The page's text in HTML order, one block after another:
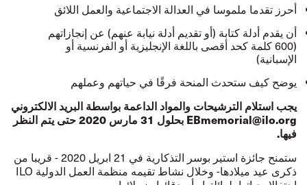
أحرز تقدما ملموسا في العدالة الاجتماعية والعمل اللائق
أن يقدم أدلة كتابة (أو تقديم أدلة نيابة عنهم) عن إنجازاتهم
(600 كلمة كحد أقصى باللغة الإنجليزية أو الفرنسية أو
الإسبانية)
يوضح كيف ستحدث المنحة فرقًا في حياتهم وعملهم
يجب استلام الترشيحات والمواد الداعمة بواسطة البريد الالكتروني
EBmemorial@ilo.org
بحلول 31 مارس 2020 حتى يتم النظر
فيها.
ستمنح جائزة استير بوسر التذكارية في 21 ابريل 2020 - قريبا من
ذكرى عيد ميلادها- وخلال نشاط تقيمه منظمة العمل الدولية ILO